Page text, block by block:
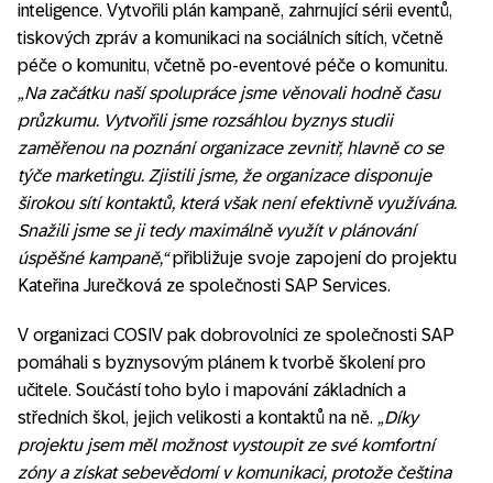
inteligence. Vytvořili plán kampaně, zahrnující sérii eventů,
tiskových zpráv a komunikaci na sociálních sítích, včetně
péče o komunitu, včetně po-eventové péče o komunitu.
„Na začátku naší spolupráce jsme věnovali hodně času
průzkumu. Vytvořili jsme rozsáhlou byznys studii
zaměřenou na poznání organizace zevnitř, hlavně co se
týče marketingu. Zjistili jsme, že organizace disponuje
širokou sítí kontaktů, která však není efektivně využívána.
Snažili jsme se ji tedy maximálně využít v plánování
úspěšné kampaně,“přibližuje svoje zapojení do projektu
Kateřina Jurečková ze společnosti SAP Services.
V organizaci COSIV pak dobrovolníci ze společnosti SAP
pomáhali s byznysovým plánem k tvorbě školení pro
učitele. Součástí toho bylo i mapování základních a
středních škol, jejich velikosti a kontaktů na ně. „Díky
projektu jsem měl možnost vystoupit ze své komfortní
zóny a získat sebevědomí v komunikaci, protože čeština